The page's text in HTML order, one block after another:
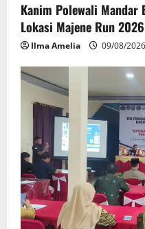
Kanim Polewali Mandar
Lokasi Majene Run 2026
Ilma Amelia 09/08/2026